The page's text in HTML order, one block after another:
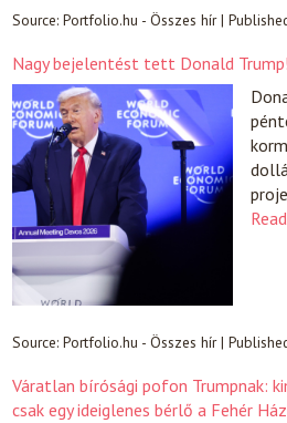
Source:Portfolio.hu - Összes hír|
Nagy bejelentést tett Donald Trump!
Source:Portfolio.hu - Összes hír|
Váratlan bírósági pofon Trumpnak:
csak egy ideiglenes bérlő a Fehér